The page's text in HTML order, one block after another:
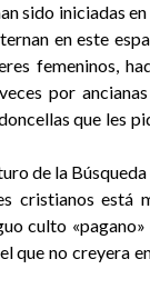
sido iniciadas en
en este
femeninos,
por
que les
de la Búsqueda
cristianos está
culto «pagano»
que no creyera